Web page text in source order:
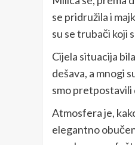
se pridružila i
su se trubači koji
Cijela situacija
dešava, a mnogi
smo pretpostavili
Atmosfera je,
elegantno